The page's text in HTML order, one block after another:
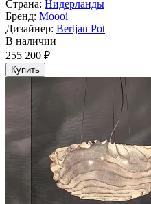
Страна: Нидерланды
Бренд: Moooi
Дизайнер: Bertjan Pot
В наличии
255 200 ₽
Купить